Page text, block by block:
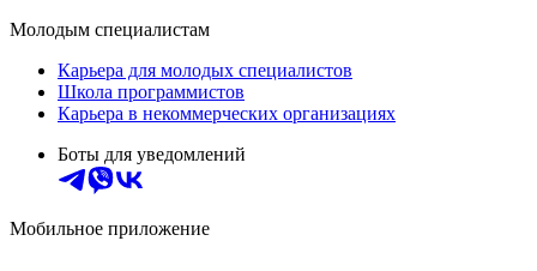
Молодым специалистам
Карьера для молодых специалистов
Школа программистов
Карьера в некоммерческих организациях
Боты для уведомлений
Мобильное приложение